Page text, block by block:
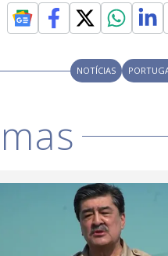
NOTÍCIAS